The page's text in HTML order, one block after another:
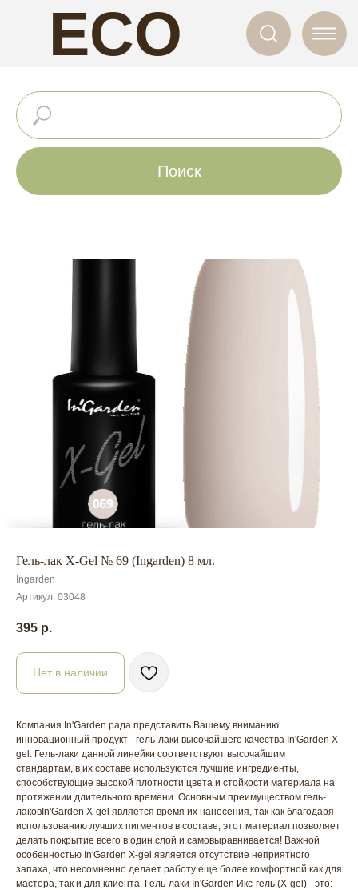
ECO
NAILS
Поиск
Гель-лак X-Gel № 69 (Ingarden) 8 мл.
Ingarden
Артикул: 03048
395 р.
Нет в наличии
Компания In'Garden рада представить Вашему вниманию
инновационный продукт - гель-лаки высочайшего качества In'Garden X-
gel. Гель-лаки данной линейки соответствуют высочайшим
стандартам, в их составе используются лучшие ингредиенты,
способствующие высокой плотности цвета и стойкости материала на
протяжении длительного времени. Основным преимуществом гель-
лаковIn'Garden X-gel является время их нанесения, так как благодаря
использованию лучших пигментов в составе, этот материал позволяет
делать покрытие всего в один слой и самовыравнивается! Важной
особенностью In'Garden X-gel является отсутствие неприятного
запаха, что несомненно делает работу еще более комфортной как для
мастера, так и для клиента. Гель-лаки In'Garden Икс-гель (X-gel) - это: